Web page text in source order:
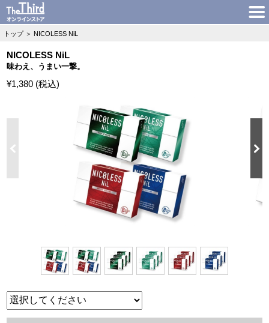
トップ ＞ NICOLESS NiL
NICOLESS NiL
味わえ、うまい一撃。
¥1,380 (税込)